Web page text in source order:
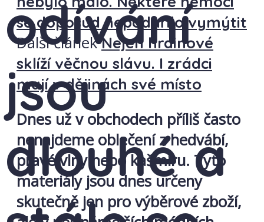
odívání
jsou
dlouhé a
se doposud nepodařilo vymýtit
Další článek Nejen hrdinové
sklíží věčnou slávu. I zrádci
mají v dějinách své místo
Dnes už v obchodech příliš často
nenajdeme oblečení z hedvábí,
pravé vlny nebo kašmíru. Tyto
materiály jsou dnes určeny
skutečně jen pro výběrové zboží,